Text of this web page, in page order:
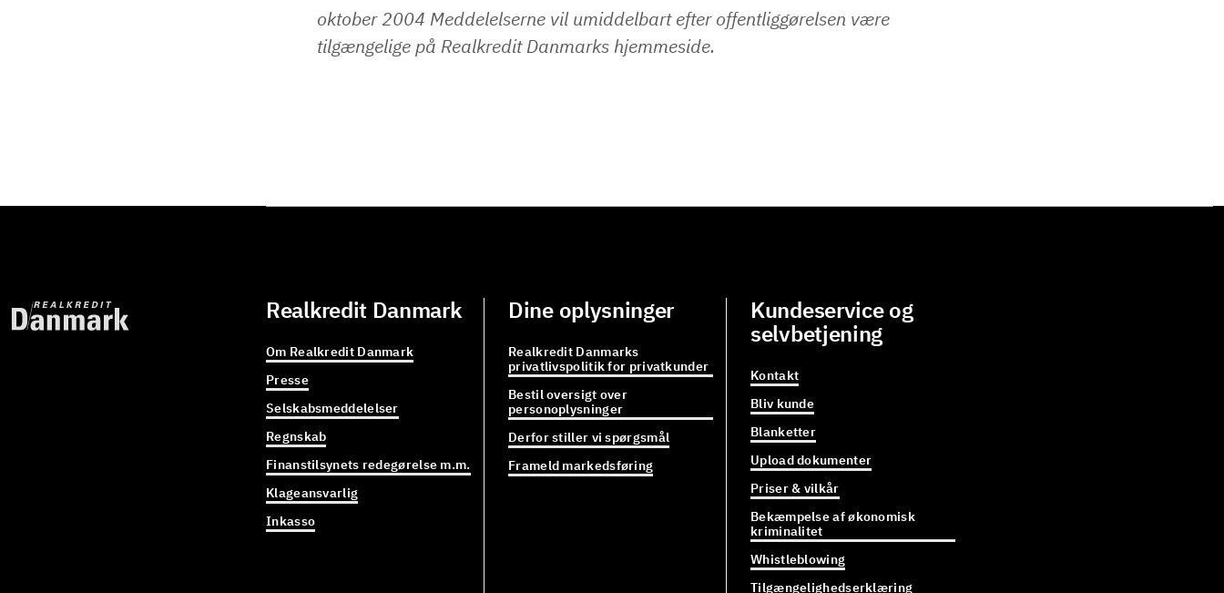
oktober 2004 Meddelelserne vil umiddelbart efter offentliggørelsen være
tilgængelige på Realkredit Danmarks hjemmeside.
Realkredit Danmark
Om Realkredit Danmark
Presse
Selskabsmeddelelser
Regnskab
Finanstilsynets redegørelse m.m.
Klageansvarlig
Inkasso
Dine oplysninger
Realkredit Danmarks
privatlivspolitik for privatkunder
Bestil oversigt over
personoplysninger
Derfor stiller vi spørgsmål
Frameld markedsføring
Kundeservice og
selvbetjening
Kontakt
Bliv kunde
Blanketter
Upload dokumenter
Priser & vilkår
Bekæmpelse af økonomisk
kriminalitet
Whistleblowing
Tilgængelighedserklæring